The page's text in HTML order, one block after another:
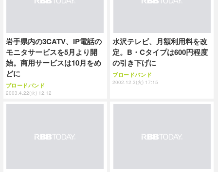
岩手県内の3CATV、IP電話の
モニタサービスを5月より開
始。商用サービスは10月をめ
どに
ブロードバンド
2003.4.22(火) 12:12
水沢テレビ、月額利用料を改
定。B・Cタイプは600円程度
の引き下げに
ブロードバンド
2002.12.3(火) 17:15